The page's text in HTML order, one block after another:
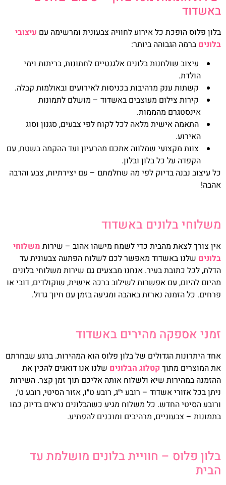
באשדוד
בלון פלוס הופכת כל אירוע לחוויה צבעונית ומרשימה עם עיצובי
בלונים ברמה הגבוהה ביותר:
עיצוב שולחנות בלונים אלגנטיים לחתונות, בריתות וימי
הולדת.
קשתות ענק מרהיבות בכניסות לאירועים ובאולמות קבלה.
קירות צילום מעוצבים באשדוד – מושלם לתמונות
אינסטגרם מהממות.
התאמה אישית מלאה לכל לקוח לפי צבעים, סגנון וסוג
האירוע.
צוות מקצועי שמלווה אתכם מהרעיון ועד ההקמה בשטח, עם
הקפדה על כל בלון ובלון.
כל עיצוב נבנה בדיוק לפי מה שחלמתם – עם יצירתיות, צבע והרבה
אהבה!
משלוחי בלונים באשדוד
אין צורך לצאת מהבית כדי לשמח מישהו אהוב – שירות משלוחי
בלונים שלנו באשדוד מאפשר לכם לשלוח הפתעה צבעונית עד
הדלת, לכל כתובת בעיר. אנחנו מבצעים גם שירות משלוחי בלונים
מהיום להיום, עם אפשרות לשילוב ברכה אישית, שוקולדים, דובי או
פרחים. כל הזמנה נארזת באהבה ומגיעה בזמן עם חיוך גדול.
זמני אספקה מהירים באשדוד
אחד היתרונות הגדולים של בלון פלוס הוא המהירות. ברגע שבחרתם
את המוצרים מתוך קטלוג הבלונים שלנו אנו דואגים להכין את
ההזמנה במהירות שיא ולשלוח אותה אליכם תוך זמן קצר. השירות
ניתן בכל אזורי אשדוד – רובע י״ג, רובע ט״ו, אזור הסיטי, רובע ט׳,
ורובע הסיטי החדש. כל משלוח מגיע כשהבלונים נראים בדיוק כמו
בתמונות – צבעוניים, מרהיבים ומוכנים להפתיע.
בלון פלוס – חוויית בלונים מושלמת עד
הבית